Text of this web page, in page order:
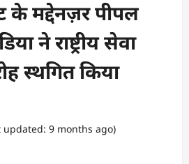
के मद्देनज़र पीपल
ने राष्ट्रीय सेवा
स्थगित किया
updated: 9 months ago)